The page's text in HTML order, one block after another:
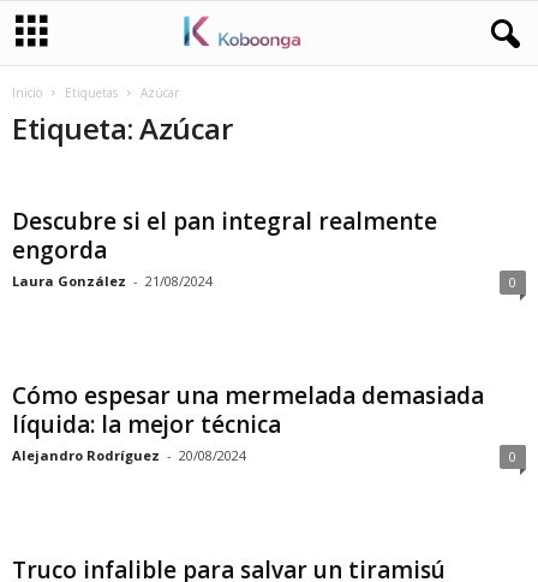
Inicio Etiquetas Azúcar
Etiqueta: Azúcar
Descubre si el pan integral realmente
engorda
Laura González - 21/08/2024 0
Cómo espesar una mermelada demasiada
líquida: la mejor técnica
Alejandro Rodríguez - 20/08/2024 0
Truco infalible para salvar un tiramisú